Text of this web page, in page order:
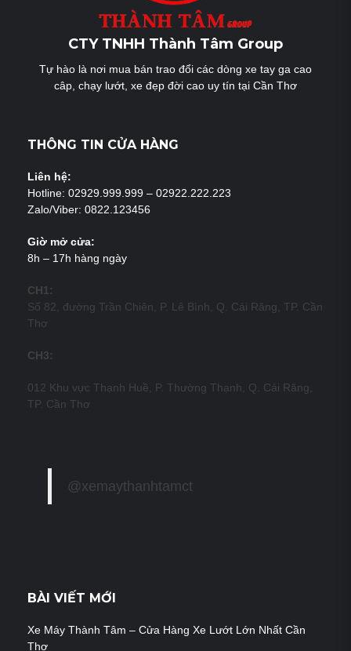
CTY TNHH Thành Tâm Group
Tự hào là nơi mua bán trao đổi các dòng xe tay ga cao
câp, chạy lướt, xe đẹp đời cao uy tín tại Cần Thơ
THÔNG TIN CỬA HÀNG
Liên hệ:
Hotline: 02929.999.999 – 02922.222.223
Zalo/Viber: 0822.123456
Giờ mở cửa:
8h – 17h hàng ngày
CH1:
Số 82, đường Trần Chiên, P. Lê Bình, Q. Cái Răng, TP. Cần
Thơ
CH3:
012 Khu vực Thạnh Huề, P. Thường Thạnh, Q. Cái Răng,
TP. Cần Thơ
@xemaythanhtamct
BÀI VIẾT MỚI
Xe Máy Thành Tâm – Cửa Hàng Xe Lướt Lớn Nhất Cần
Thơ